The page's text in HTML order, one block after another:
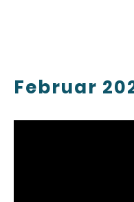
Februar